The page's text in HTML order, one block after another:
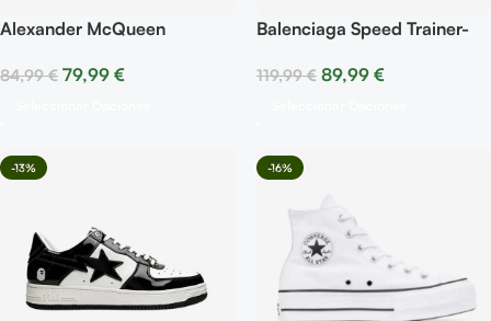
Alexander McQueen
84,99€ 79,99 €
Balenciaga Speed Trainer-
119,99€ 89,99 €
-13% -16%